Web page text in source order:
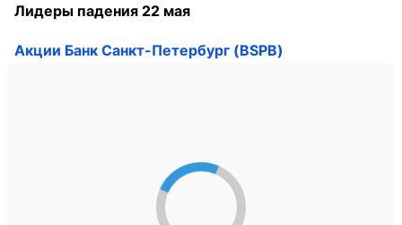
Лидеры падения 22 мая
Акции Банк Санкт-Петербург (BSPB)